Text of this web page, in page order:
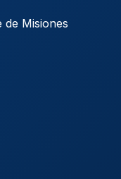
de Misiones